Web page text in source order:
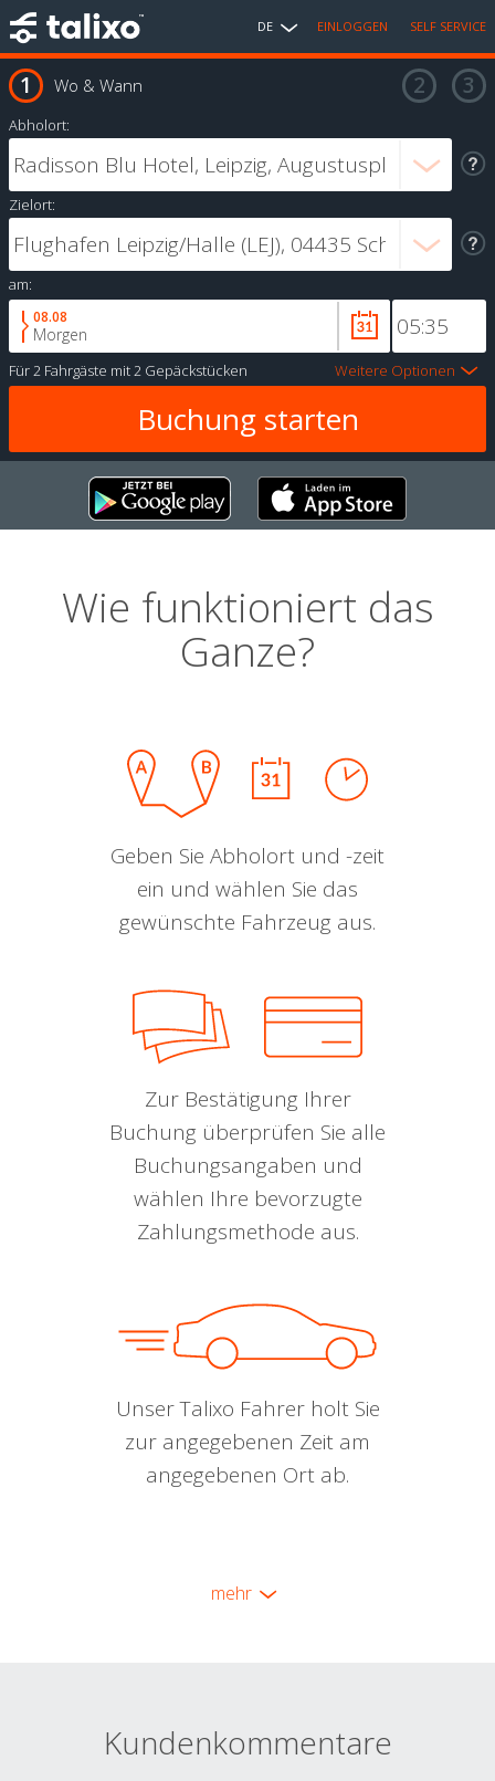
DE EINLOGGEN SELF SERVICE
Wo & Wann
Abholort:
Zielort:
am:
08.08
Morgen
Für2 Fahrgäste mit2 Gepäckstücken Weitere Optionen
Wie funktioniert das
Ganze?
Geben Sie Abholort und -zeit
ein und wählen Sie das
gewünschte Fahrzeug aus.
Zur Bestätigung Ihrer
Buchung überprüfen Sie alle
Buchungsangaben und
wählen Ihre bevorzugte
Zahlungsmethode aus.
Unser Talixo Fahrer holt Sie
zur angegebenen Zeit am
angegebenen Ort ab.
mehr
Kundenkommentare